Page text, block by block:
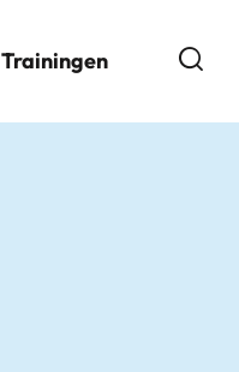
Trainingen